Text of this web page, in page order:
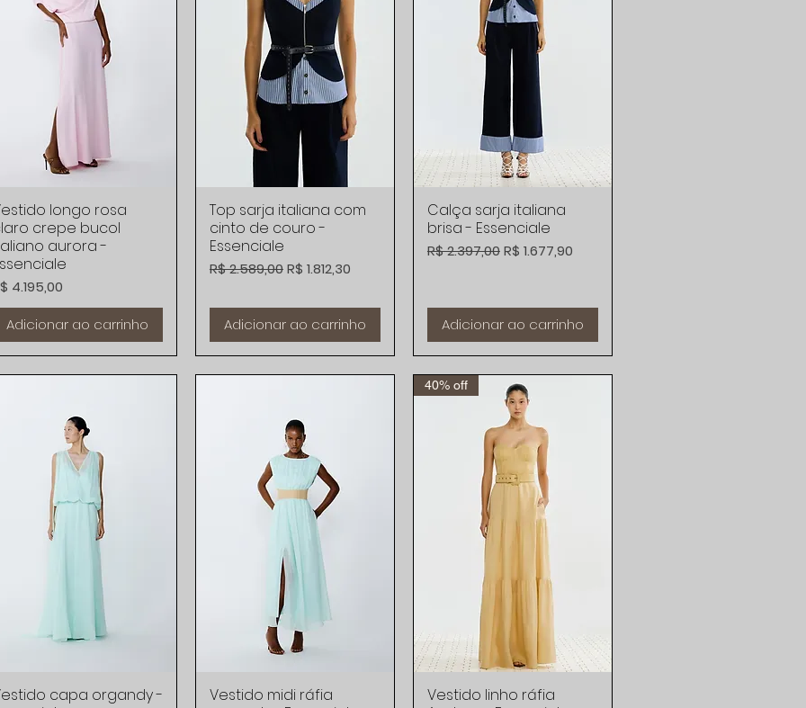
Visualização rápida
longo rosa
crepe bucol
aurora -
4.195,00
Adicionar ao carrinho
Visualização rápida
Top sarja italiana com
cinto de couro -
Essenciale
Preço normal
R$ 2.589,00Preço promocional
R$ 1.812,30
Adicionar ao carrinho
Visualização rápida
Calça sarja italiana
brisa - Essenciale
Preço normal
R$ 2.397,00Preço promocional
R$ 1.677,90
Adicionar ao carrinho
Visualização rápida
capa organdy -
Visualização rápida
Vestido midi ráfia
Visualização rápida
40% off
Vestido linho ráfia